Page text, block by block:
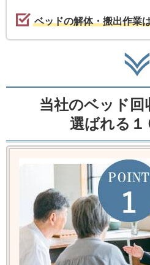
ベッドの解体・搬出作業
当社のベッド
選ばれる１